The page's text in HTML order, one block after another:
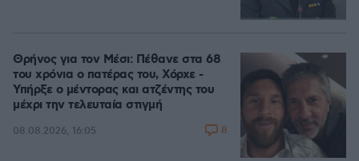
Θρήνος για τον Μέσι: Πέθανε στα 68
του χρόνια ο πατέρας του, Χόρχε -
Υπήρξε ο μέντορας και ατζέντης του
μέχρι την τελευταία στιγμή
08.08.2026, 16:05 8